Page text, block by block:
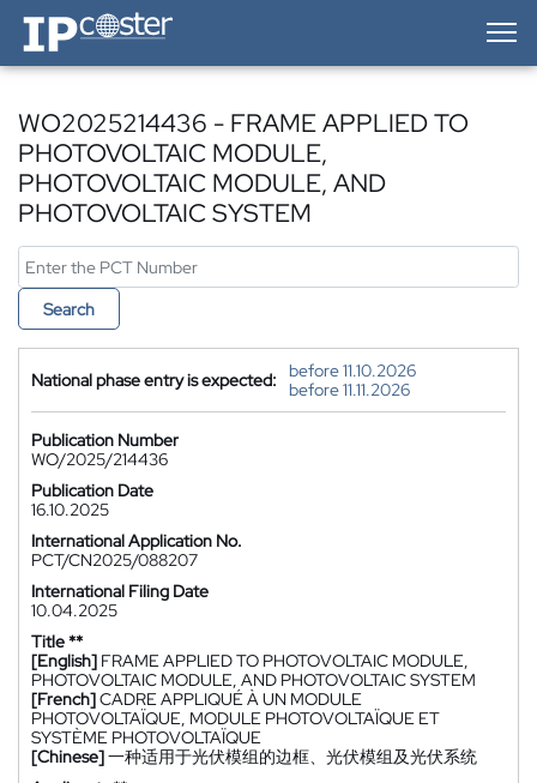
IP-Coster — Home
WO2025214436 - FRAME APPLIED TO
PHOTOVOLTAIC MODULE,
PHOTOVOLTAIC MODULE, AND
PHOTOVOLTAIC SYSTEM
Search
National phase entry is expected:
before 11.10.2026
before 11.11.2026
Publication Number
WO/2025/214436
Publication Date
16.10.2025
International Application No.
PCT/CN2025/088207
International Filing Date
10.04.2025
Title **
[English] FRAME APPLIED TO PHOTOVOLTAIC MODULE,
PHOTOVOLTAIC MODULE, AND PHOTOVOLTAIC SYSTEM
[French]CADRE APPLIQUÉ À UN MODULE
PHOTOVOLTAÏQUE, MODULE PHOTOVOLTAÏQUE ET
SYSTÈME PHOTOVOLTAÏQUE
[Chinese]一种适用于光伏模组的边框、光伏模组及光伏系统